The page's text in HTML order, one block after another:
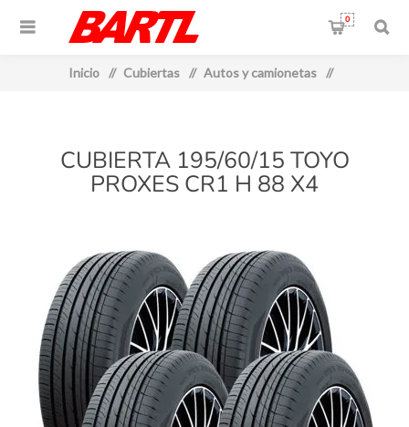
0
Inicio / Cubiertas / Autos y camionetas /
CUBIERTA 195/60/15 TOYO
PROXES CR1 H 88 X4